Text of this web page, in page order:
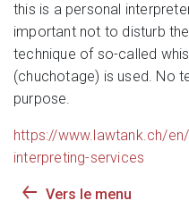
this is a personal
important not to disturb
technique of so-called
(chuchotage) is used. No
purpose.
https://www.lawtank.ch/
interpreting-services
Vers le menu